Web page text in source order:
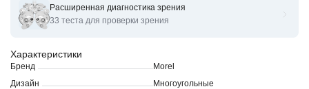
Оправы для очков корригирующих Morel Lisa 8
Характеристики
Бренд
Morel
Дизайн
Многоугольные
Расширенная диагностика зрения
33 теста для проверки зрения